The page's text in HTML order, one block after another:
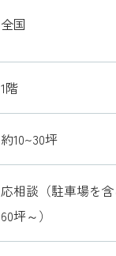
全国
1階
約10~30坪
応相談（駐車場を含
60坪～）